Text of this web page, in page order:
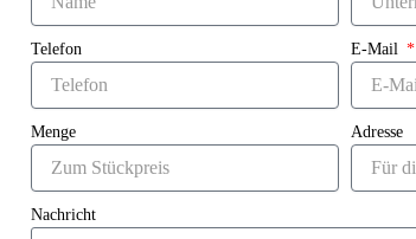
Telefon E-Mail
Menge Adresse
Nachricht